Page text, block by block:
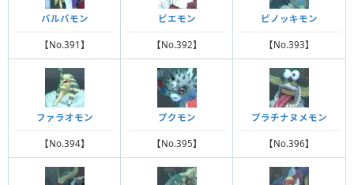
バルバモン
【No.391】
ピエモン
【No.392】
ピノッキモン
【No.393】
ファラオモン
【No.394】
プクモン
【No.395】
プラチナヌメモン
【No.396】